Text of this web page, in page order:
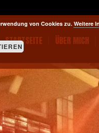
STARTSEITE ÜBER MICH
von Cookies zu.Weitere